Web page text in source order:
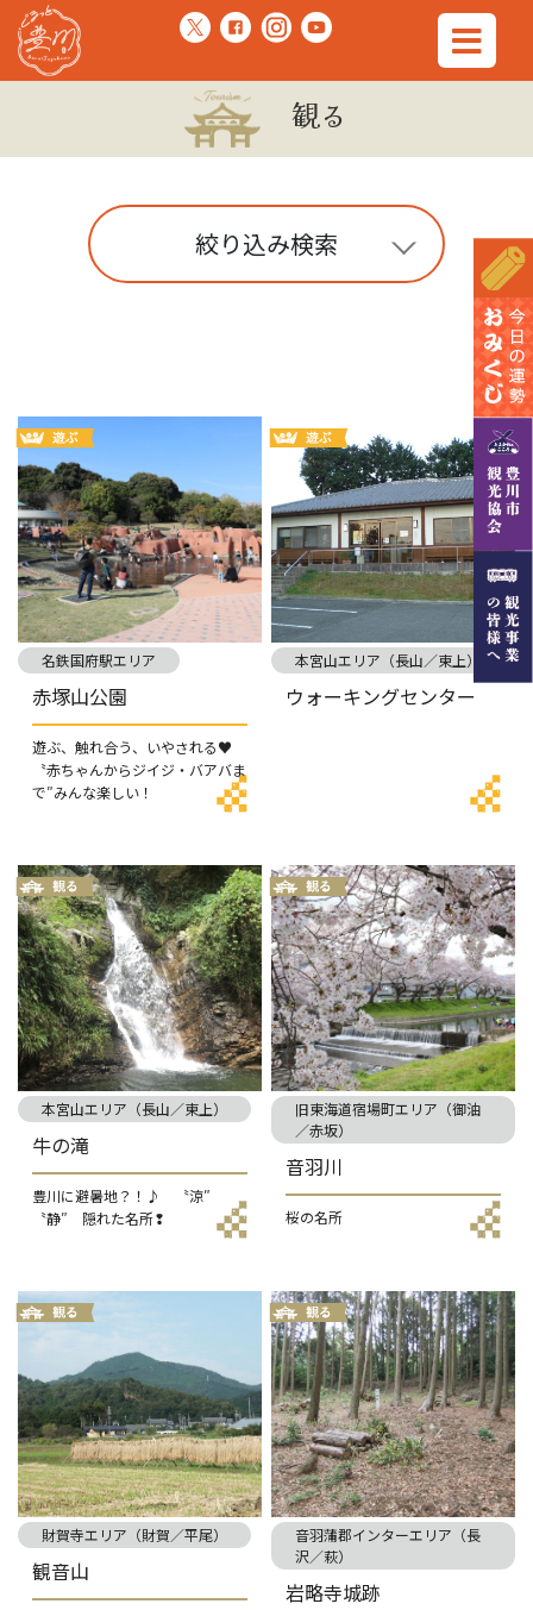
観る
絞り込み検索
名鉄国府駅エリア
赤塚山公園
遊ぶ、触れ合う、いやされる♥
〝赤ちゃんからジイジ・バアバま
で″みんな楽しい！
本宮山エリア（長山／東上）
ウォーキングセンター
本宮山エリア（長山／東上）
牛の滝
豊川に避暑地？！♪ 〝涼″
〝静″ 隠れた名所❢
旧東海道宿場町エリア（御油
／赤坂）
音羽川
桜の名所
財賀寺エリア（財賀／平尾）
観音山
音羽蒲郡インターエリア（長
沢／萩）
岩略寺城跡